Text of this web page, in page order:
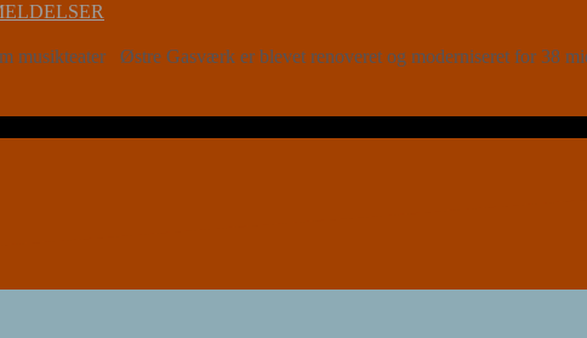
musikteater Østre Gasværk er blevet renoveret og moderniseret for 38